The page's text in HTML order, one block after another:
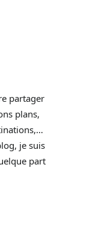
partager
plans,
je suis
part